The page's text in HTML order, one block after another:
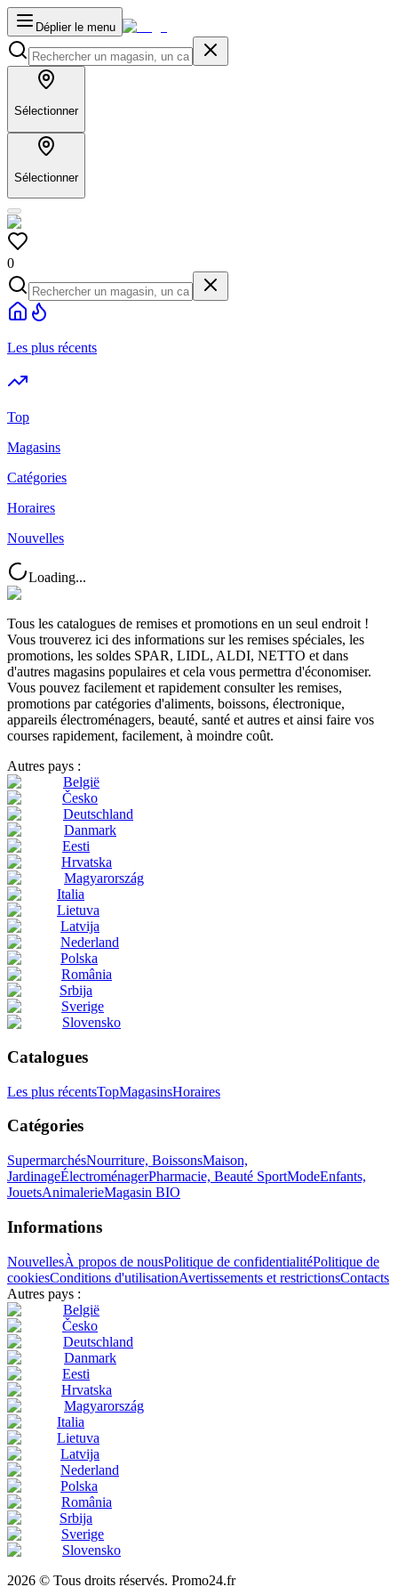
Déplier le menu
Sélectionner
Sélectionner
0
Les plus récents
Top
Magasins
Catégories
Horaires
Nouvelles
Loading...
Tous les catalogues de remises et promotions en un seul endroit !
Vous trouverez ici des informations sur les remises spéciales, les
promotions, les soldes SPAR, LIDL, ALDI, NETTO et dans
d'autres magasins populaires et cela vous permettra d'économiser.
Vous pouvez facilement et rapidement consulter les remises,
promotions par catégories d'aliments, boissons, électronique,
appareils électroménagers, beauté, santé et autres et ainsi faire vos
courses rapidement, facilement, à moindre coût.
Autres pays :
België
Česko
Deutschland
Danmark
Eesti
Hrvatska
Magyarország
Italia
Lietuva
Latvija
Nederland
Polska
România
Srbija
Sverige
Slovensko
Catalogues
Les plus récentsTopMagasinsHoraires
Catégories
SupermarchésNourriture, BoissonsMaison,
JardinageÉlectroménagerPharmacie, Beauté SportModeEnfants,
JouetsAnimalerieMagasin BIO
Informations
NouvellesÀ propos de nousPolitique de confidentialitéPolitique de
cookiesConditions d'utilisationAvertissements et restrictionsContacts
Autres pays :
België
Česko
Deutschland
Danmark
Eesti
Hrvatska
Magyarország
Italia
Lietuva
Latvija
Nederland
Polska
România
Srbija
Sverige
Slovensko
2026 © Tous droits réservés. Promo24.fr